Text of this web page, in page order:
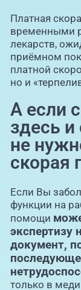
Платная
временными
лекарств,
приёмном
платной
но и
А если
здесь и
не
скорая
Если Вы
функции на
помощи
экспертизу
документ,
только в